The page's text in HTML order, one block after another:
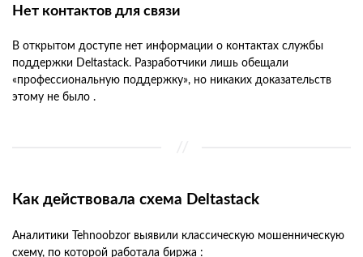
Нет контактов для связи
В открытом доступе нет информации о контактах службы
поддержки Deltastack. Разработчики лишь обещали
«профессиональную поддержку», но никаких доказательств
этому не было .
Как действовала схема Deltastack
Аналитики Tehnoobzor выявили классическую мошенническую
схему, по которой работала биржа :